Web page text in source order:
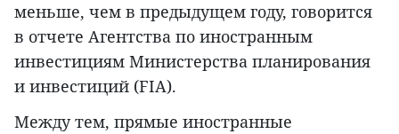
меньше, чем в предыдущем году, говорится
в отчете Агентства по иностранным
инвестициям Министерства планирования
и инвестиций (FIA).
Между тем, прямые иностранные